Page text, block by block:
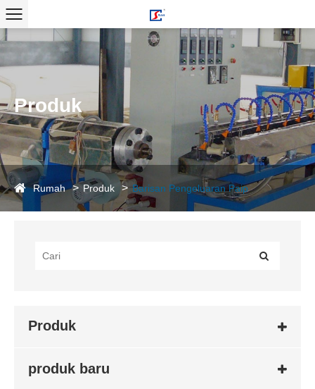
Produk
Rumah Produk Barisan Pengeluaran Paip
Produk
produk baru